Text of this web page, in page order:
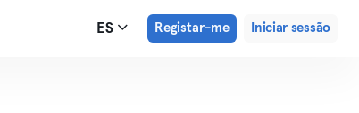
ES Registar-me Iniciar sessão